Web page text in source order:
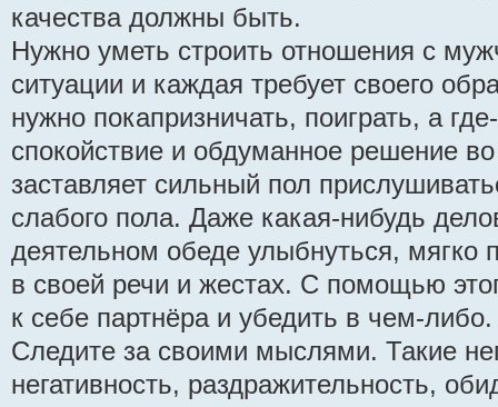
качества должны быть.
Нужно уметь строить отношения с
ситуации и каждая требует своего
нужно покапризничать, поиграть, а
спокойствие и обдуманное решение
заставляет сильный пол
слабого пола. Даже какая-нибудь
деятельном обеде улыбнуться, мягко
в своей речи и жестах. С помощью
к себе партнёра и убедить в чем-либо.
Следите за своими мыслями. Такие
негативность, раздражительность,